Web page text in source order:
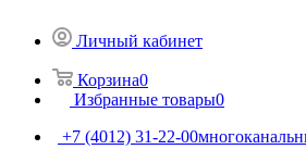
Личный кабинет
Корзина0
Избранные товары0
+7 (4012) 31-22-00